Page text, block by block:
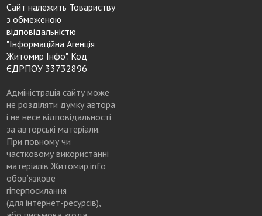
Сайт належить Товариству
з обмеженою
відповідальністю
"Інформаційна Агенція
Житомир Інфо". Код
ЄДРПОУ 33732896
Адміністрація сайту може
не розділяти думку автора
і не несе відповідальності
за авторські матеріали.
При повному чи
частковому використанні
матеріалів Житомир.info
обов’язкове
гіперпосилання
(для інтернет-ресурсів),